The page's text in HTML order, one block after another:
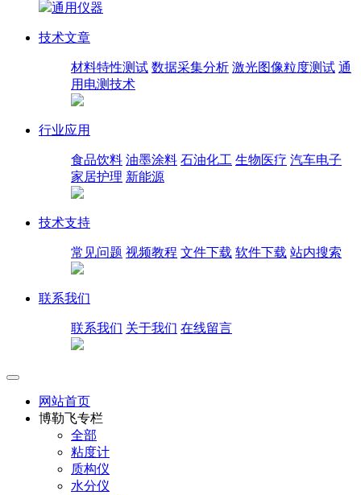
通用仪器
技术文章
材料特性测试 数据采集分析 激光图像粒度测试 通
用电测技术
行业应用
食品饮料 油墨涂料 石油化工 生物医疗 汽车电子
家居护理 新能源
技术支持
常见问题 视频教程 文件下载 软件下载 站内搜索
联系我们
联系我们 关于我们 在线留言
网站首页
博勒飞专栏
全部
粘度计
质构仪
水分仪